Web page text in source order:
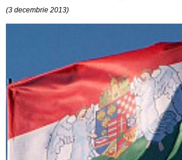
(3 decembrie 2013)